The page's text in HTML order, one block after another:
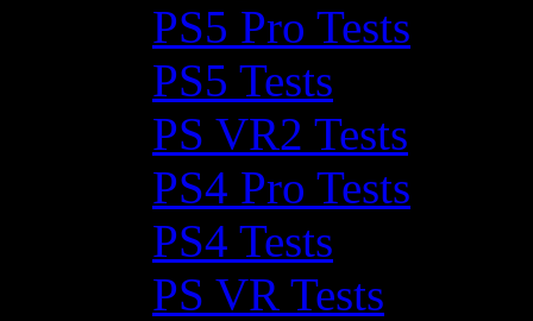
PS5 Pro Tests
PS5 Tests
PS VR2 Tests
PS4 Pro Tests
PS4 Tests
PS VR Tests